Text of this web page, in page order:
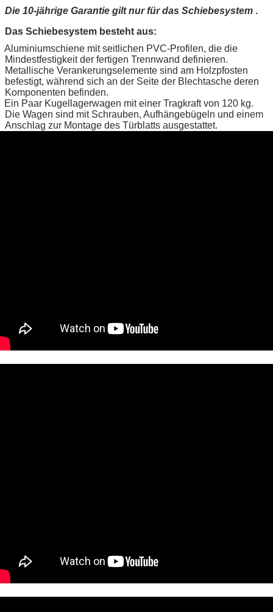
Die 10-jährige Garantie gilt nur für das Schiebesystem .
Das Schiebesystem besteht aus:
Aluminiumschiene mit seitlichen PVC-Profilen, die die
Mindestfestigkeit der fertigen Trennwand definieren.
Metallische Verankerungselemente sind am Holzpfosten
befestigt, während sich an der Seite der Blechtasche deren
Komponenten befinden.
Ein Paar Kugellagerwagen mit einer Tragkraft von 120 kg.
Die Wagen sind mit Schrauben, Aufhängebügeln und einem
Anschlag zur Montage des Türblatts ausgestattet.